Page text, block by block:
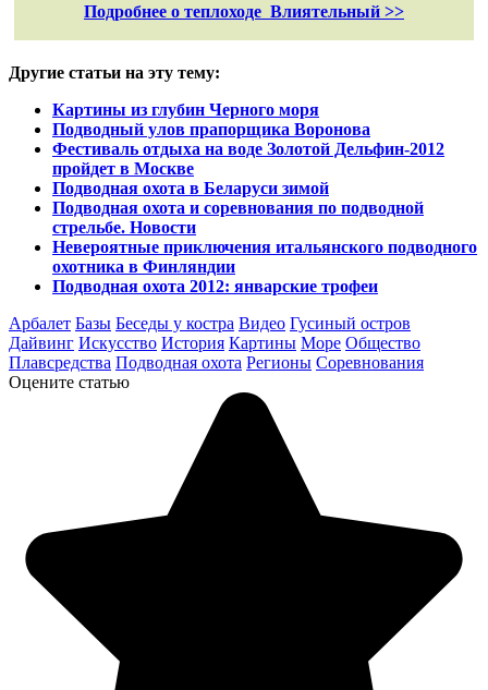
Подробнее о теплоходе Влиятельный >>
Другие статьи на эту тему:
Картины из глубин Черного моря
Подводный улов прапорщика Воронова
Фестиваль отдыха на воде Золотой Дельфин-2012
пройдет в Москве
Подводная охота в Беларуси зимой
Подводная охота и соревнования по подводной
стрельбе. Новости
Невероятные приключения итальянского подводного
охотника в Финляндии
Подводная охота 2012: январские трофеи
Арбалет Базы Беседы у костра Видео Гусиный остров
Дайвинг Искусство История Картины Море Общество
Плавсредства Подводная охота Регионы Соревнования
Оцените статью